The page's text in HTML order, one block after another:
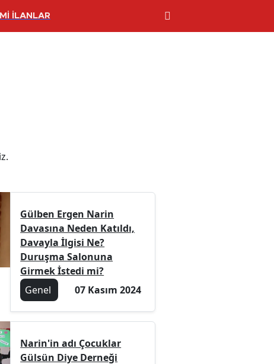
İLANLAR
Gülben Ergen Narin
Davasına Neden Katıldı,
Davayla İlgisi Ne?
Duruşma Salonuna
Girmek İstedi mi?
Genel
07 Kasım 2024
Narin'in adı Çocuklar
Gülsün Diye Derneği